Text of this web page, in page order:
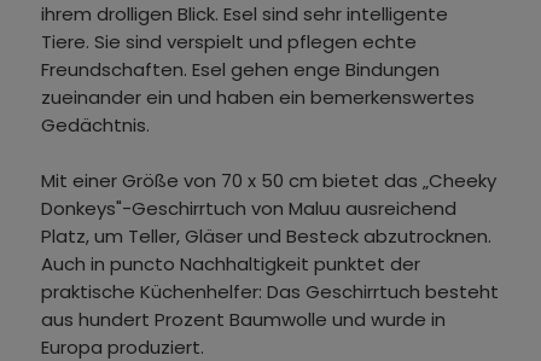
ihrem drolligen Blick. Esel sind sehr intelligente
Tiere. Sie sind verspielt und pflegen echte
Freundschaften. Esel gehen enge Bindungen
zueinander ein und haben ein bemerkenswertes
Gedächtnis.
Mit einer Größe von 70 x 50 cm bietet das „Cheeky
Donkeys"-Geschirrtuch von Maluu ausreichend
Platz, um Teller, Gläser und Besteck abzutrocknen.
Auch in puncto Nachhaltigkeit punktet der
praktische Küchenhelfer: Das Geschirrtuch besteht
aus hundert Prozent Baumwolle und wurde in
Europa produziert.